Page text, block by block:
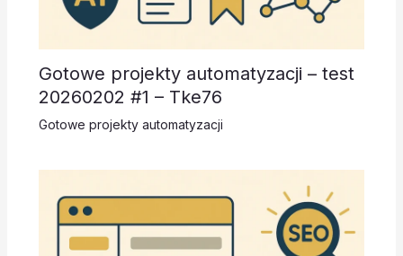
Gotowe projekty automatyzacji – test
20260202 #1 – Tke76
Gotowe projekty automatyzacji